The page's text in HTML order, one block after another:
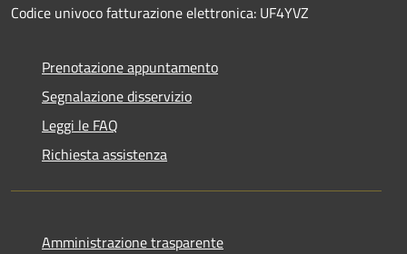
Codice univoco fatturazione elettronica: UF4YVZ
Prenotazione appuntamento
Segnalazione disservizio
Leggi le FAQ
Richiesta assistenza
Amministrazione trasparente